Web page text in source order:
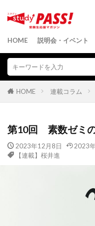
HOME 説明会・イベント
HOME 連載コラム
第10回 素数ゼミ
2023年12月8日 2023
【連載】桜井進